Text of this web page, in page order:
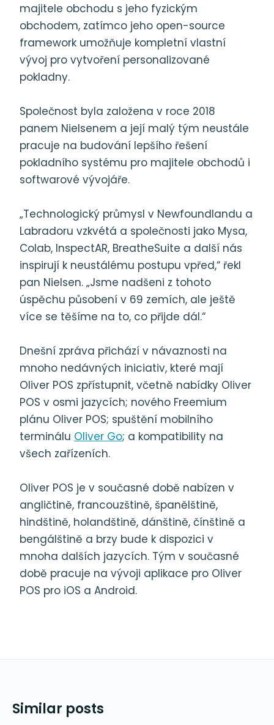
majitele obchodu s jeho fyzickým
obchodem, zatímco jeho open-source
framework umožňuje kompletní vlastní
vývoj pro vytvoření personalizované
pokladny.
Společnost byla založena v roce 2018
panem Nielsenem a její malý tým neustále
pracuje na budování lepšího řešení
pokladního systému pro majitele obchodů i
softwarové vývojáře.
„Technologický průmysl v Newfoundlandu a
Labradoru vzkvétá a společnosti jako Mysa,
Colab, InspectAR, BreatheSuite a další nás
inspirují k neustálému postupu vpřed,“ řekl
pan Nielsen. „Jsme nadšeni z tohoto
úspěchu působení v 69 zemích, ale ještě
více se těšíme na to, co přijde dál.“
Dnešní zpráva přichází v návaznosti na
mnoho nedávných iniciativ, které mají
Oliver POS zpřístupnit, včetně nabídky Oliver
POS v osmi jazycích; nového Freemium
plánu Oliver POS; spuštění mobilního
terminálu Oliver Go; a kompatibility na
všech zařízeních.
Oliver POS je v současné době nabízen v
angličtině, francouzštině, španělštině,
hindštině, holandštině, dánštině, čínštině a
bengálštině a brzy bude k dispozici v
mnoha dalších jazycích. Tým v současné
době pracuje na vývoji aplikace pro Oliver
POS pro iOS a Android.
Similar posts